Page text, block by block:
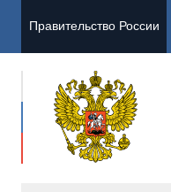
Правительство России